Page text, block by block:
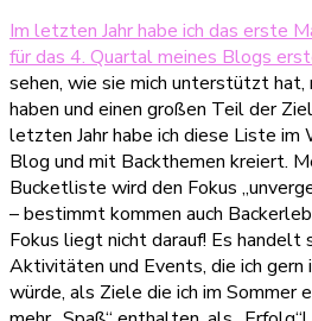
Im letzten Jahr habe ich das erste
für das 4. Quartal meines Blogs
sehen, wie sie mich unterstützt hat,
haben und einen großen Teil der
letzten Jahr habe ich diese Liste im
Blog und mit Backthemen kreiert.
Bucketliste wird den Fokus
– bestimmt kommen auch
Fokus liegt nicht darauf! Es handelt
Aktivitäten und Events, die ich gern
würde, als Ziele die ich im Sommer